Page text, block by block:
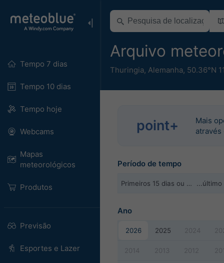
Tempo 7 dias
Tempo 10 dias
Tempo hoje
Webcams
Mapas
meteorológicos
Produtos
Previsão
Esportes e Lazer
Arquivo
Thuringia, Alemanha, 50.36°N
point+
Mais
Período de tempo
Primeiros 15 dias ou … ...último
Ano
2026 2025 2024
2014 2013 2012